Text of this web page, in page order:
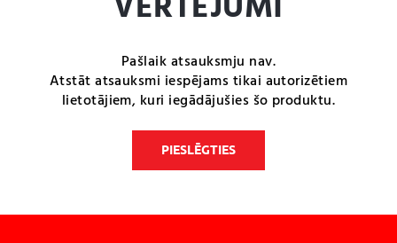
Pašlaik atsauksmju nav.
Atstāt atsauksmi iespējams tikai autorizētiem
lietotājiem, kuri iegādājušies šo produktu.
PIESLĒGTIES